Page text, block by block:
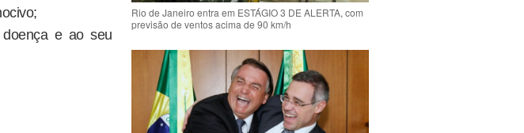
e ao seu
Rio de Janeiro entra em ESTÁGIO 3 DE ALERTA, com
previsão de ventos acima de 90 km/h